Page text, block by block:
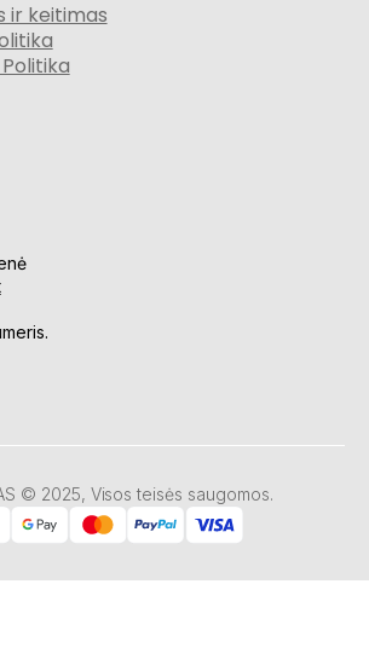
ir keitimas
© 2025, Visos teisės saugomos.